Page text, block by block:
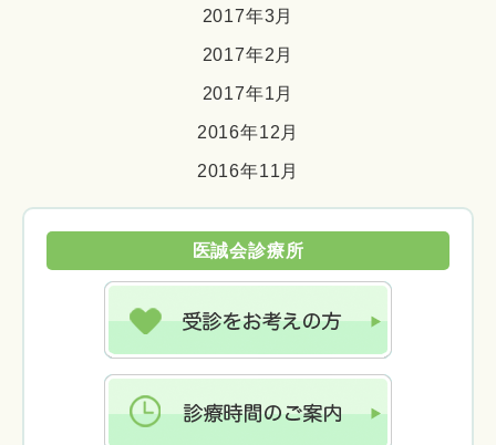
2017年3月
2017年2月
2017年1月
2016年12月
2016年11月
医誠会診療所